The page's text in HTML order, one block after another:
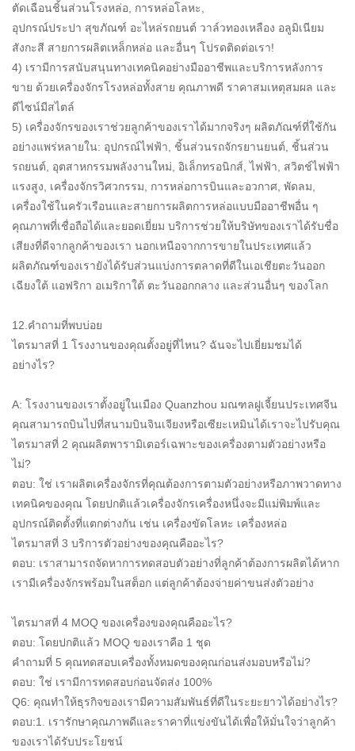
ตัดเฉือนชิ้นส่วนโรงหล่อ, การหล่อโลหะ,
อุปกรณ์ประปา สุขภัณฑ์ อะไหล่รถยนต์ วาล์วทองเหลือง อลูมิเนียม
สังกะสี สายการผลิตเหล็กหล่อ และอื่นๆ โปรดติดต่อเรา!
4) เรามีการสนับสนุนทางเทคนิคอย่างมืออาชีพและบริการหลังการ
ขาย ด้วยเครื่องจักรโรงหล่อทั้งสาย คุณภาพดี ราคาสมเหตุสมผล และ
ดีไซน์มีสไตล์
5) เครื่องจักรของเราช่วยลูกค้าของเราได้มากจริงๆ ผลิตภัณฑ์ที่ใช้กัน
อย่างแพร่หลายใน: อุปกรณ์ไฟฟ้า, ชิ้นส่วนรถจักรยานยนต์, ชิ้นส่วน
รถยนต์, อุตสาหกรรมพลังงานใหม่, อิเล็กทรอนิกส์, ไฟฟ้า, สวิตช์ไฟฟ้า
แรงสูง, เครื่องจักรวิศวกรรม, การหล่อการบินและอวกาศ, พัดลม,
เครื่องใช้ในครัวเรือนและสายการผลิตการหล่อแบบมืออาชีพอื่น ๆ
คุณภาพที่เชื่อถือได้และยอดเยี่ยม บริการช่วยให้บริษัทของเราได้รับชื่อ
เสียงที่ดีจากลูกค้าของเรา นอกเหนือจากการขายในประเทศแล้ว
ผลิตภัณฑ์ของเรายังได้รับส่วนแบ่งการตลาดที่ดีในเอเชียตะวันออก
เฉียงใต้ แอฟริกา อเมริกาใต้ ตะวันออกกลาง และส่วนอื่นๆ ของโลก
12.คำถามที่พบบ่อย
ไตรมาสที่ 1 โรงงานของคุณตั้งอยู่ที่ไหน? ฉันจะไปเยี่ยมชมได้
อย่างไร?
A: โรงงานของเราตั้งอยู่ในเมือง Quanzhou มณฑลฝูเจี้ยนประเทศจีน
คุณสามารถบินไปที่สนามบินจินเจียงหรือเซียะเหมินได้เราจะไปรับคุณ
ไตรมาสที่ 2 คุณผลิตพารามิเตอร์เฉพาะของเครื่องตามตัวอย่างหรือ
ไม่?
ตอบ: ใช่ เราผลิตเครื่องจักรที่คุณต้องการตามตัวอย่างหรือภาพวาดทาง
เทคนิคของคุณ โดยปกติแล้วเครื่องจักรเครื่องหนึ่งจะมีแม่พิมพ์และ
อุปกรณ์ติดตั้งที่แตกต่างกัน เช่น เครื่องขัดโลหะ เครื่องหล่อ
ไตรมาสที่ 3 บริการตัวอย่างของคุณคืออะไร?
ตอบ: เราสามารถจัดหาการทดสอบตัวอย่างที่ลูกค้าต้องการผลิตได้หาก
เรามีเครื่องจักรพร้อมในสต็อก แต่ลูกค้าต้องจ่ายค่าขนส่งตัวอย่าง
ไตรมาสที่ 4 MOQ ของเครื่องของคุณคืออะไร?
ตอบ: โดยปกติแล้ว MOQ ของเราคือ 1 ชุด
คำถามที่ 5 คุณทดสอบเครื่องทั้งหมดของคุณก่อนส่งมอบหรือไม่?
ตอบ: ใช่ เรามีการทดสอบก่อนจัดส่ง 100%
Q6: คุณทำให้ธุรกิจของเรามีความสัมพันธ์ที่ดีในระยะยาวได้อย่างไร?
ตอบ:1. เรารักษาคุณภาพดีและราคาที่แข่งขันได้เพื่อให้มั่นใจว่าลูกค้า
ของเราได้รับประโยชน์